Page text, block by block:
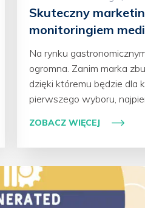
Skuteczny
monitoringiem
Na rynku
ogromna. Zanim marka
dzięki któremu będzie dla
pierwszego wyboru,
ZOBACZ WIĘCEJ